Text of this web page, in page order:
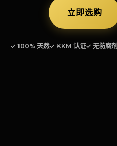
立即选购
✓ 100% 天然✓ KKM 认证✓ 无防腐剂